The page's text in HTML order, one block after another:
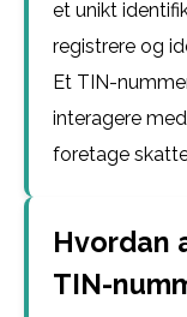
et unikt
registrere og
Et TIN-
interagere
foretage
Hvordan
TIN-